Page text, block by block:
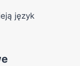
język